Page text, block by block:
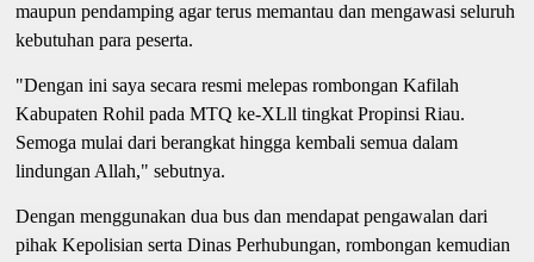
maupun pendamping agar terus memantau dan mengawasi seluruh
kebutuhan para peserta.
"Dengan ini saya secara resmi melepas rombongan Kafilah
Kabupaten Rohil pada MTQ ke-XLll tingkat Propinsi Riau.
Semoga mulai dari berangkat hingga kembali semua dalam
lindungan Allah," sebutnya.
Dengan menggunakan dua bus dan mendapat pengawalan dari
pihak Kepolisian serta Dinas Perhubungan, rombongan kemudian